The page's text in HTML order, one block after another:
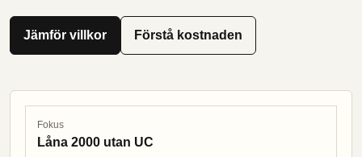
Jämför villkor Förstå kostnaden
Fokus
Låna 2000 utan UC